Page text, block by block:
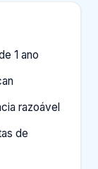
1 ano
razoável
de